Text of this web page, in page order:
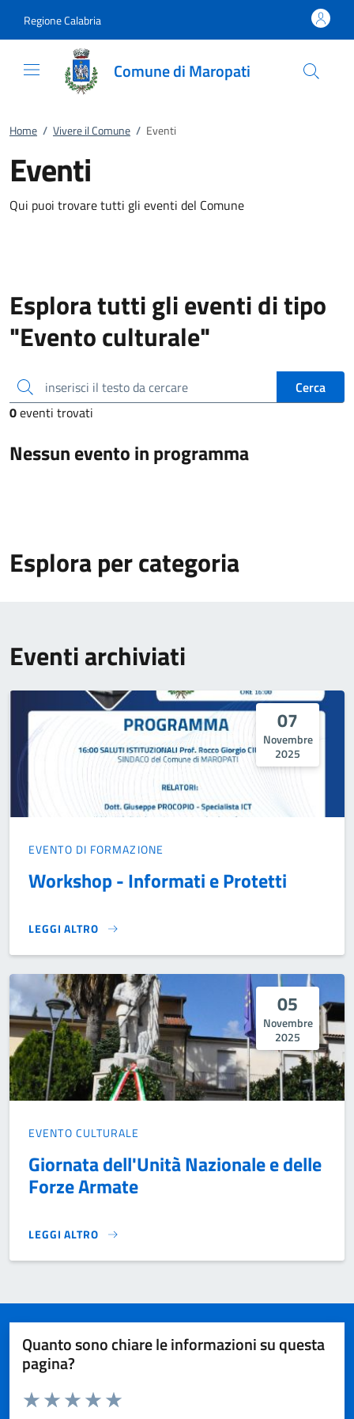
Regione Calabria
Comune di Maropati
Home / Vivere il Comune / Eventi
Eventi
Qui puoi trovare tutti gli eventi del Comune
Esplora tutti gli eventi di tipo
"Evento culturale"
inserisci il testo da cercare
Cerca
0eventi trovati
Nessun evento in programma
Esplora per categoria
Eventi archiviati
07
Novembre
2025
EVENTO DI FORMAZIONE
Workshop - Informati e Protetti
LEGGI ALTRO
WORKSHOP - INFORMATI E PROTETTI}
05
Novembre
2025
EVENTO CULTURALE
Giornata dell'Unità Nazionale e delle
Forze Armate
LEGGI ALTRO
GIORNATA DELL'UNITÀ NAZIONALE E DELLE FORZE ARMATE}
Quanto sono chiare le informazioni su questa
pagina?
Domanda
Valuta da 1 a 5 stelle la pagina